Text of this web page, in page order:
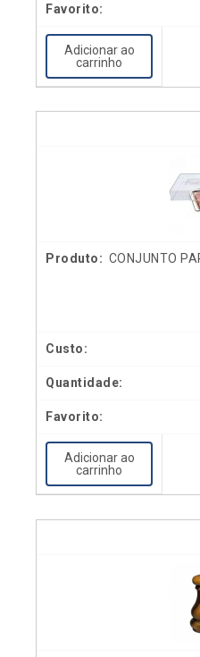
Adicionar ao
carrinho
CONJUNTO
Adicionar ao
carrinho